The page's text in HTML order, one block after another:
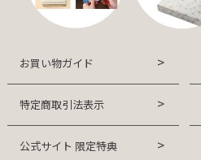
お買い物ガイド
特定商取引法表示
公式サイト 限定特典